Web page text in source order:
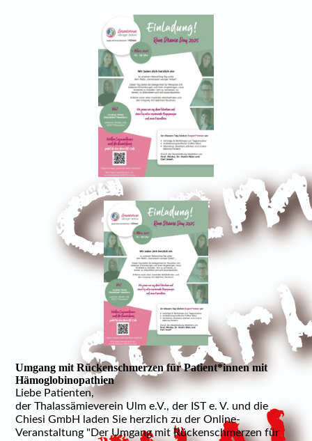
Umgang mit Rückenschmerzen für Patient*innen mit
Hämoglobinopathien
Liebe Patienten,
der Thalassämieverein Ulm e.V., der IST e. V. und die
Chiesi GmbH laden Sie herzlich zu der Online-
Veranstaltung "Der Umgang mit Rückenschmerzen für